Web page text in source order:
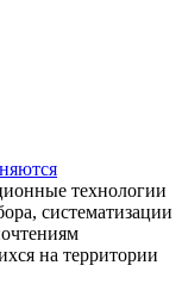
технологии
систематизации
на территории